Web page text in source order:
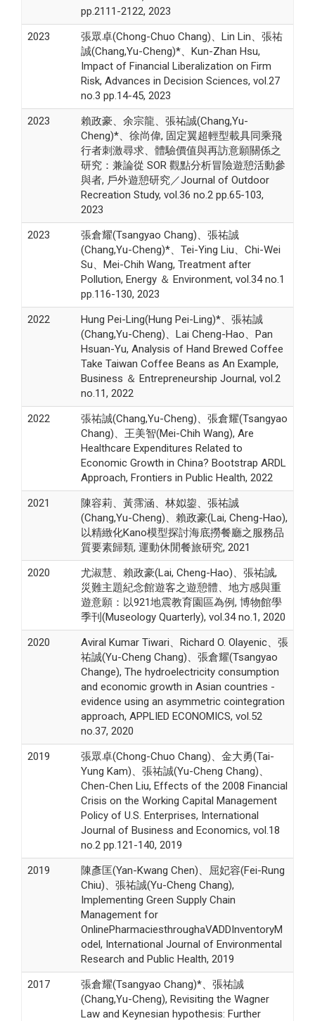
pp.2111-2122, 2023
2023
張眾卓(Chong-Chuo Chang)、Lin Lin、張祐
誠(Chang,Yu-Cheng)*、Kun-Zhan Hsu,
Impact of Financial Liberalization on Firm
Risk, Advances in Decision Sciences, vol.27
no.3 pp.14-45, 2023
2023
賴政豪、余宗龍、張祐誠(Chang,Yu-
Cheng)*、徐尚偉, 固定翼超輕型載具同乘飛
行者刺激尋求、體驗價值與再訪意願關係之
研究：兼論從 SOR 觀點分析冒險遊憩活動參
與者, 戶外遊憩研究／Journal of Outdoor
Recreation Study, vol.36 no.2 pp.65-103,
2023
2023
張倉耀(Tsangyao Chang)、張祐誠
(Chang,Yu-Cheng)*、Tei-Ying Liu、Chi-Wei
Su、Mei-Chih Wang, Treatment after
Pollution, Energy ＆ Environment, vol.34 no.1
pp.116-130, 2023
2022
Hung Pei-Ling(Hung Pei-Ling)*、張祐誠
(Chang,Yu-Cheng)、Lai Cheng-Hao、Pan
Hsuan-Yu, Analysis of Hand Brewed Coffee
Take Taiwan Coffee Beans as An Example,
Business ＆ Entrepreneurship Journal, vol.2
no.11, 2022
2022
張祐誠(Chang,Yu-Cheng)、張倉耀(Tsangyao
Chang)、王美智(Mei-Chih Wang), Are
Healthcare Expenditures Related to
Economic Growth in China? Bootstrap ARDL
Approach, Frontiers in Public Health, 2022
2021
陳容莉、黃霈涵、林姒鋆、張祐誠
(Chang,Yu-Cheng)、賴政豪(Lai, Cheng-Hao),
以精緻化Kano模型探討海底撈餐廳之服務品
質要素歸類, 運動休閒餐旅研究, 2021
2020
尤淑慧、賴政豪(Lai, Cheng-Hao)、張祐誠,
災難主題紀念館遊客之遊憩體、地方感與重
遊意願：以921地震教育園區為例, 博物館學
季刊(Museology Quarterly), vol.34 no.1, 2020
2020
Aviral Kumar Tiwari、Richard O. Olayenic、張
祐誠(Yu-Cheng Chang)、張倉耀(Tsangyao
Change), The hydroelectricity consumption
and economic growth in Asian countries -
evidence using an asymmetric cointegration
approach, APPLIED ECONOMICS, vol.52
no.37, 2020
2019
張眾卓(Chong-Chuo Chang)、金大勇(Tai-
Yung Kam)、張祐誠(Yu-Cheng Chang)、
Chen-Chen Liu, Effects of the 2008 Financial
Crisis on the Working Capital Management
Policy of U.S. Enterprises, International
Journal of Business and Economics, vol.18
no.2 pp.121-140, 2019
2019
陳彥匡(Yan-Kwang Chen)、屈妃容(Fei-Rung
Chiu)、張祐誠(Yu-Cheng Chang),
Implementing Green Supply Chain
Management for
OnlinePharmaciesthroughaVADDInventoryM
odel, International Journal of Environmental
Research and Public Health, 2019
2017
張倉耀(Tsangyao Chang)*、張祐誠
(Chang,Yu-Cheng), Revisiting the Wagner
Law and Keynesian hypothesis: Further